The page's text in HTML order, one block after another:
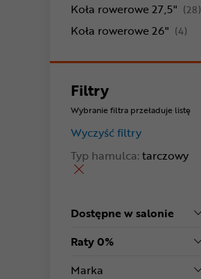
Koła rowerowe 27,5" (28)
Koła rowerowe 26" (4)
Filtry
Wybranie filtra przeładuje listę
Wyczyść filtry
Typ hamulca: tarczowy
Dostępne w salonie
Raty 0%
Marka